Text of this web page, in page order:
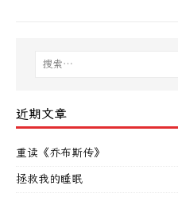
近期文章
重读《乔布斯传》
拯救我的睡眠